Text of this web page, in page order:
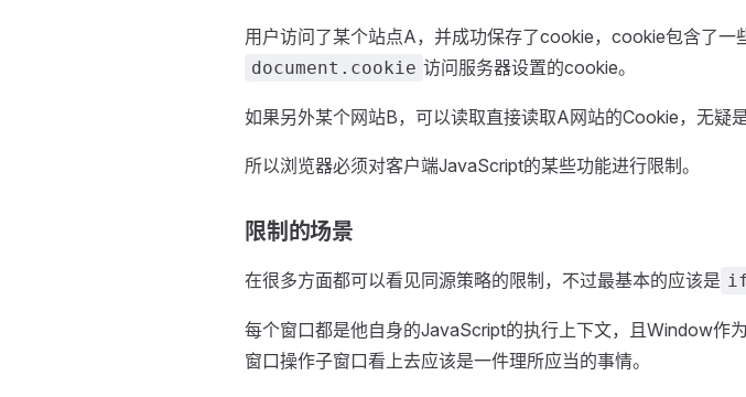
用户访问了某个站点A，并成功保存了cookie，cookie包含了
document.cookie 访问服务器设置的cookie。
如果另外某个网站B，可以读取直接读取A网站的Cookie，无疑是
所以浏览器必须对客户端JavaScript的某些功能进行限制。
限制的场景
在很多方面都可以看见同源策略的限制，不过最基本的应该是
每个窗口都是他自身的JavaScript的执行上下文，且Window作
窗口操作子窗口看上去应该是一件理所应当的事情。